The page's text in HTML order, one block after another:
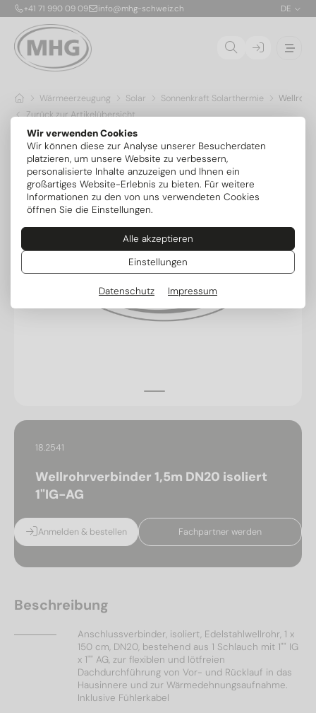
Wir verwenden Cookies
Wir können diese zur Analyse unserer Besucherdaten
platzieren, um unsere Website zu verbessern,
personalisierte Inhalte anzuzeigen und Ihnen ein
großartiges Website-Erlebnis zu bieten. Für weitere
Informationen zu den von uns verwendeten Cookies
öffnen Sie die Einstellungen.
Alle akzeptieren
Einstellungen
Datenschutz Impressum
+41 71 990 09 09 info@mhg-schweiz.ch DE
Wärmeerzeugung Solar Sonnenkraft Solarthermie
Zurück zur Artikelübersicht
18.2541
Wellrohrverbinder 1,5m DN20 isoliert
1"IG-AG
Anmelden & bestellen Fachpartner werden
Beschreibung
Anschlussverbinder, isoliert, Edelstahlwellrohr, 1 x
150 cm, DN20, bestehend aus 1 Schlauch mit 1"" IG
x 1"" AG, zur flexiblen und lötfreien
Dachdurchführung von Vor- und Rücklauf in das
Hausinnere und zur Wärmedehnungsaufnahme.
Inklusive Fühlerkabel